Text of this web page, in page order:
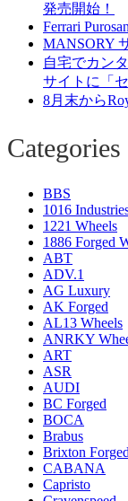
発売開始！
Ferrari
MANSORY
自宅でカン
サイトに「
8月末から
Categories
BBS
1016
1221 Wheels
1886 Forged
ABT
ADV.1
AG Luxury
AK Forged
AL13 Wheels
ANRKY
ART
ASR
AUDI
BC Forged
BOCA
Brabus
Brixton Forged
CABANA
Capristo